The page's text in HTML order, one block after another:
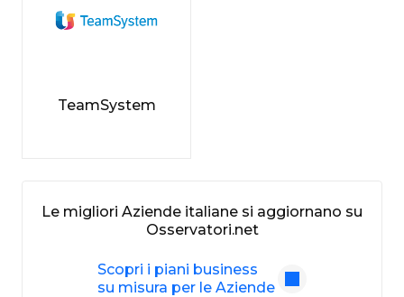
Le migliori Aziende italiane si aggiornano su
Osservatori.net
Scopri i piani business
su misura per le Aziende
TeamSystem